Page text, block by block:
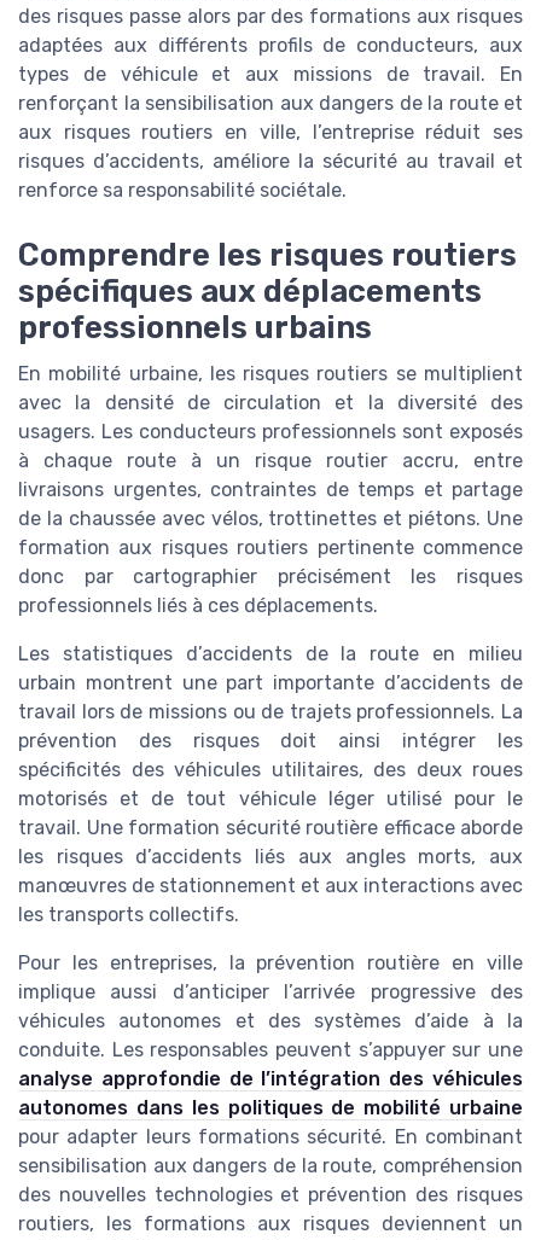
des risques passe alors par des formations aux risques
adaptées aux différents profils de conducteurs, aux
types de véhicule et aux missions de travail. En
renforçant la sensibilisation aux dangers de la route et
aux risques routiers en ville, l’entreprise réduit ses
risques d’accidents, améliore la sécurité au travail et
renforce sa responsabilité sociétale.
Comprendre les risques routiers
spécifiques aux déplacements
professionnels urbains
En mobilité urbaine, les risques routiers se multiplient
avec la densité de circulation et la diversité des
usagers. Les conducteurs professionnels sont exposés
à chaque route à un risque routier accru, entre
livraisons urgentes, contraintes de temps et partage
de la chaussée avec vélos, trottinettes et piétons. Une
formation aux risques routiers pertinente commence
donc par cartographier précisément les risques
professionnels liés à ces déplacements.
Les statistiques d’accidents de la route en milieu
urbain montrent une part importante d’accidents de
travail lors de missions ou de trajets professionnels. La
prévention des risques doit ainsi intégrer les
spécificités des véhicules utilitaires, des deux roues
motorisés et de tout véhicule léger utilisé pour le
travail. Une formation sécurité routière efficace aborde
les risques d’accidents liés aux angles morts, aux
manœuvres de stationnement et aux interactions avec
les transports collectifs.
Pour les entreprises, la prévention routière en ville
implique aussi d’anticiper l’arrivée progressive des
véhicules autonomes et des systèmes d’aide à la
conduite. Les responsables peuvent s’appuyer sur une
analyse approfondie de l’intégration des véhicules
autonomes dans les politiques de mobilité urbaine
pour adapter leurs formations sécurité. En combinant
sensibilisation aux dangers de la route, compréhension
des nouvelles technologies et prévention des risques
routiers, les formations aux risques deviennent un